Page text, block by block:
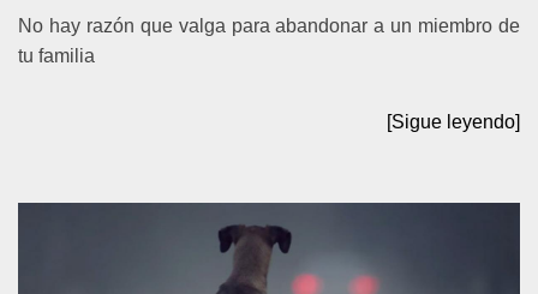
No hay razón que valga para abandonar a un miembro de
tu familia
[Sigue leyendo]